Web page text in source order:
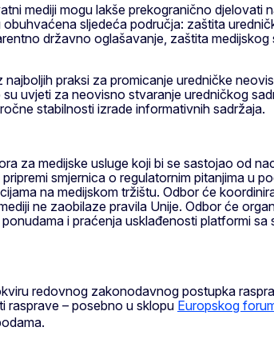
mediji mogu lakše prekogranično
sljedeća područja: zaštita
državno oglašavanje, zaštita
praksi za promicanje uredničke
uvjeti za neovisno stvaranje uredničkog
stabilnosti izrade informativnih sadržaja.
za medijske usluge koji bi se sastojao od
smjernica o regulatornim pitanjima u
na medijskom tržištu. Odbor će
ne zaobilaze pravila Unije. Odbor će
i praćenja usklađenosti platformi
redovnog zakonodavnog postupka
rasprave – posebno u sklopu Europskog